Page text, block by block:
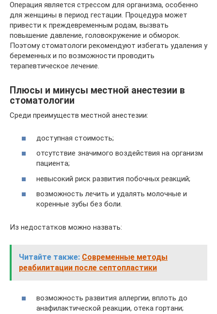
Операция является стрессом для организма, особенно
для женщины в период гестации. Процедура может
привести к преждевременным родам, вызвать
повышение давление, головокружение и обморок.
Поэтому стоматологи рекомендуют избегать удаления у
беременных и по возможности проводить
терапевтическое лечение.
Плюсы и минусы местной анестезии в
стоматологии
Среди преимуществ местной анестезии:
доступная стоимость;
отсутствие значимого воздействия на организм
пациента;
невысокий риск развития побочных реакций;
возможность лечить и удалять молочные и
коренные зубы без боли.
Из недостатков можно назвать:
Читайте также: Современные методы
реабилитации после септопластики
возможность развития аллергии, вплоть до
анафилактической реакции, отека гортани;